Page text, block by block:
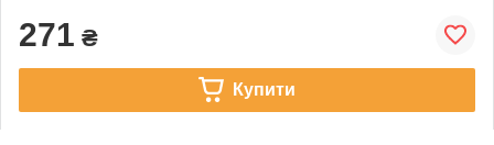
271 ₴
Купити